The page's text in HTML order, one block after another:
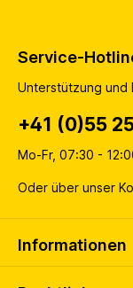
Service-
Unterstützung und
+41 (0)55
Mo-Fr, 07:30 -
Oder über unser
Informationen